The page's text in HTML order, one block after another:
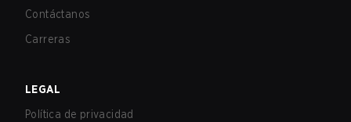
Contáctanos
Carreras
LEGAL
Política de privacidad